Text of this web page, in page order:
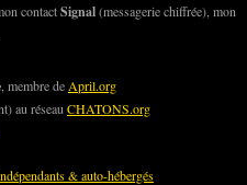
contactSignal(messagerie chiffrée), mon
, membre de April.org
au réseau CHATONS.org
& auto-hébergés